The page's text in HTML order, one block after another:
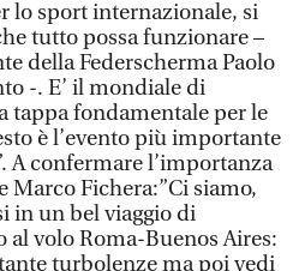
lo sport internazionale, si
tutto possa funzionare –
della Federscherma Paolo
-. E’ il mondiale di
tappa fondamentale per le
è l’evento più importante
A confermare l’importanza
Marco Fichera:”Ci siamo,
in un bel viaggio di
volo Roma-Buenos Aires:
turbolenze ma poi vedi